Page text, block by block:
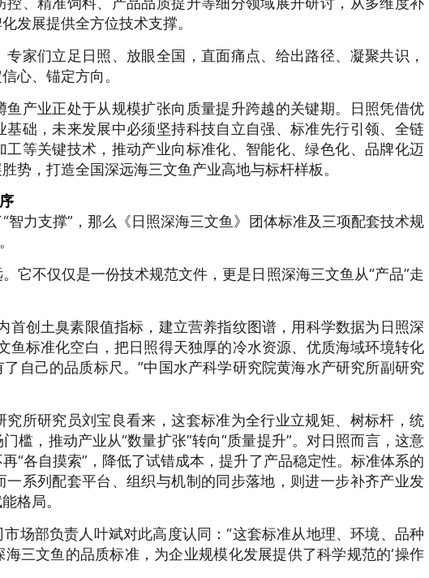
发展提供全方位技术支撑。
们立足日照、放眼全国，直面痛点、给出路径、凝聚共识，
心、锚定方向。
产业正处于从规模扩张向质量提升跨越的关键期。日照凭借优
础，未来发展中必须坚持科技自立自强、标准先行引领、全链
等关键技术，推动产业向标准化、智能化、绿色化、品牌化迈
势，打造全国深远海三文鱼产业高地与标杆样板。
力支撑”，那么《日照深海三文鱼》团体标准及三项配套技术规
不仅仅是一份技术规范文件，更是日照深海三文鱼从“产品”走
创土臭素限值指标，建立营养指纹图谱，用科学数据为日照深
鱼标准化空白，把日照得天独厚的冷水资源、优质海域环境转化
自己的品质标尺。”中国水产科学研究院黄海水产研究所副研究
所研究员刘宝良看来，这套标准为全行业立规矩、树标杆，统
槛，推动产业从“数量扩张”转向“质量提升”。对日照而言，这意
“各自摸索”，降低了试错成本，提升了产品稳定性。标准体系的
系列配套平台、组织与机制的同步落地，则进一步补齐产业发
格局。
部负责人叶斌对此高度认同：“这套标准从地理、环境、品种
三文鱼的品质标准，为企业规模化发展提供了科学规范的‘操作